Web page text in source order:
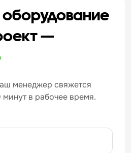
—
менеджер свяжется
в рабочее время.